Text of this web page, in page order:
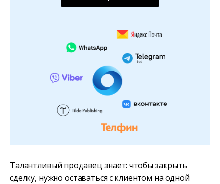
Талантливый продавец знает: чтобы закрыть
сделку, нужно оставаться с клиентом на одной